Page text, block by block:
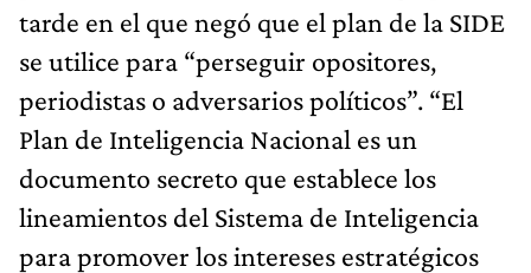
tarde en el que negó que el plan de la SIDE
se utilice para “perseguir opositores,
periodistas o adversarios políticos”. “El
Plan de Inteligencia Nacional es un
documento secreto que establece los
lineamientos del Sistema de Inteligencia
para promover los intereses estratégicos